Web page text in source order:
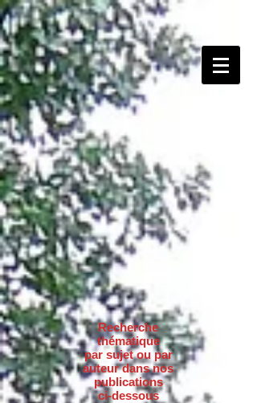
Recherche
thématique
par sujet ou par
auteur dans nos
publications
ci-dessous